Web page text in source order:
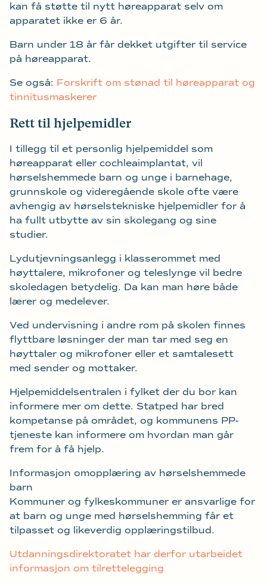
kan få støtte til nytt høreapparat selv om
apparatet ikke er 6 år.
Barn under 18 år får dekket utgifter til service
på høreapparat.
Se også: Forskrift om stønad til høreapparat og
tinnitusmaskerer
Rett til hjelpemidler
I tillegg til et personlig hjelpemiddel som
høreapparat eller cochleaimplantat, vil
hørselshemmede barn og unge i barnehage,
grunnskole og videregående skole ofte være
avhengig av hørselstekniske hjelpemidler for å
ha fullt utbytte av sin skolegang og sine
studier.
Lydutjevningsanlegg i klasserommet med
høyttalere, mikrofoner og teleslynge vil bedre
skoledagen betydelig. Da kan man høre både
lærer og medelever.
Ved undervisning i andre rom på skolen finnes
flyttbare løsninger der man tar med seg en
høyttaler og mikrofoner eller et samtalesett
med sender og mottaker.
Hjelpemiddelsentralen i fylket der du bor kan
informere mer om dette. Statped har bred
kompetanse på området, og kommunens PP-
tjeneste kan informere om hvordan man går
frem for å få hjelp.
Informasjon omopplæring av hørselshemmede
barn
Kommuner og fylkeskommuner er ansvarlige for
at barn og unge med hørselshemming får et
tilpasset og likeverdig opplæringstilbud.
Utdanningsdirektoratet har derfor utarbeidet
informasjon om tilrettelegging